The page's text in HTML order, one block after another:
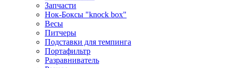
Запчасти
Нок-Боксы "knock box"
Весы
Питчеры
Подставки для темпинга
Портафильтр
Разравниватель